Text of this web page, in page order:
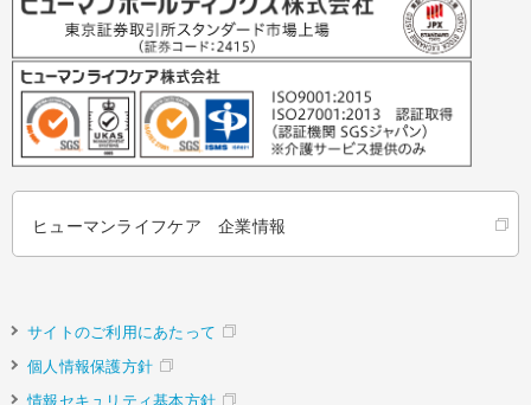
ヒューマンライフケア 企業情報
サイトのご利用にあたって
個人情報保護方針
情報セキュリティ基本方針